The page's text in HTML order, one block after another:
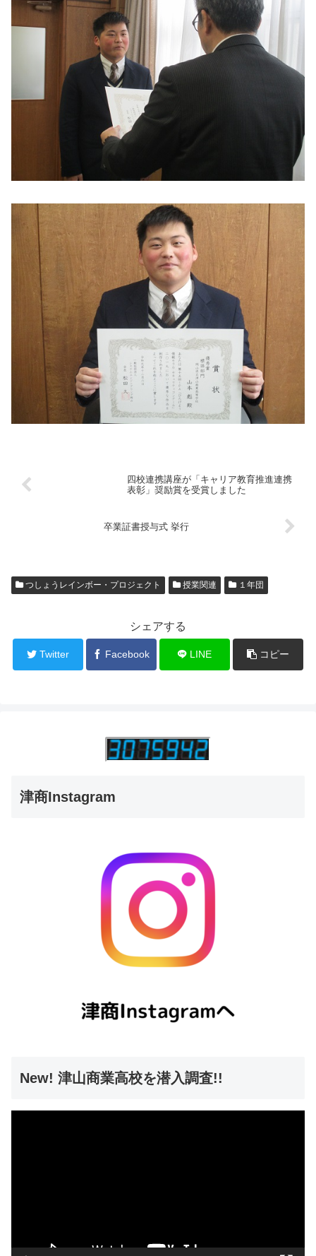
四校連携講座が「キャリア教育推進連携
表彰」奨励賞を受賞しました
卒業証書授与式 挙行
つしょうレインボー・プロジェクト 授業関連 １年団
シェアする
Twitter Facebook LINE コピー
津商Instagram
New! 津山商業高校を潜入調査!!